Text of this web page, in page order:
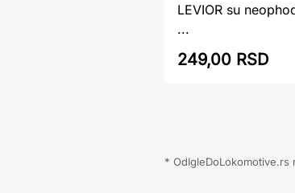
LEVIOR su
...
249,00 RSD
* OdIgleDoLokomotive.rs